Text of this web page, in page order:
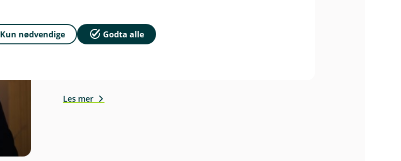
Thomas opplevde mestring da han
endelige begynte å spare
Les mer
Kun nødvendige Godta alle